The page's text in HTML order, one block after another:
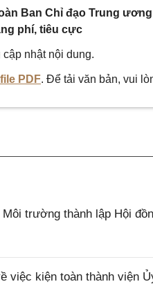
Ban Chỉ đạo Trung
phí, tiêu cực
nhật nội dung.
PDF. Để tải văn bản, vui
trường thành lập Hội
việc kiện toàn thành viện